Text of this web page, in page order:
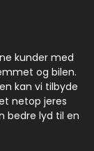
kunder med
og bilen.
kan vi tilbyde
netop jeres
bedre lyd til en